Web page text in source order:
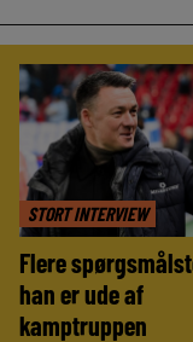
STORT INTERVIEW
Flere
han er ude af
kamptruppen